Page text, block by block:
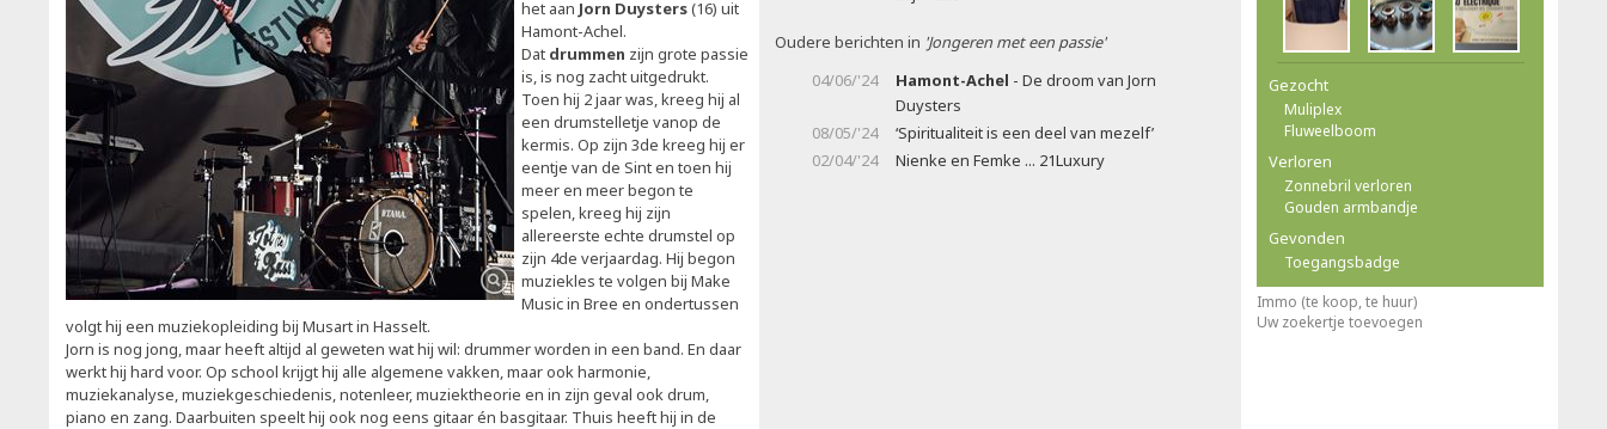
het aan Jorn Duysters(16) uit
Hamont-Achel.
Dat drummen zijn grote passie
is, is nog zacht uitgedrukt.
Toen hij 2 jaar was, kreeg hij al
een drumstelletje vanop de
kermis. Op zijn 3de kreeg hij er
eentje van de Sint en toen hij
meer en meer begon te
spelen, kreeg hij zijn
allereerste echte drumstel op
zijn 4de verjaardag. Hij begon
muziekles te volgen bij Make
Music in Bree en ondertussen
volgt hij een muziekopleiding bij Musart in Hasselt.
Jorn is nog jong, maar heeft altijd al geweten wat hij wil: drummer worden in een band. En daar
werkt hij hard voor. Op school krijgt hij alle algemene vakken, maar ook harmonie,
muziekanalyse, muziekgeschiedenis, notenleer, muziektheorie en in zijn geval ook drum,
piano en zang. Daarbuiten speelt hij ook nog eens gitaar én basgitaar. Thuis heeft hij in de
Oudere berichten in 'Jongeren met een passie'
04/06/'24
Hamont-Achel - De droom van Jorn
Duysters
08/05/'24
‘Spiritualiteit is een deel van mezelf’
02/04/'24
Nienke en Femke ... 21Luxury
Gezocht
Muliplex
Fluweelboom
Verloren
Zonnebril verloren
Gouden armbandje
Gevonden
Toegangsbadge
Immo (te koop, te huur)
Uw zoekertje toevoegen